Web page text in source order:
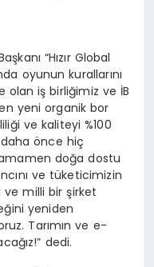
“Hızır Global
oyunun kurallarını
olan iş birliğimiz ve İB
yeni organik bor
ve kaliteyi %100
önce hiç
doğa dostu
ve tüketicimizin
ve milli bir şirket
yeniden
Tarımın ve e-
dedi.